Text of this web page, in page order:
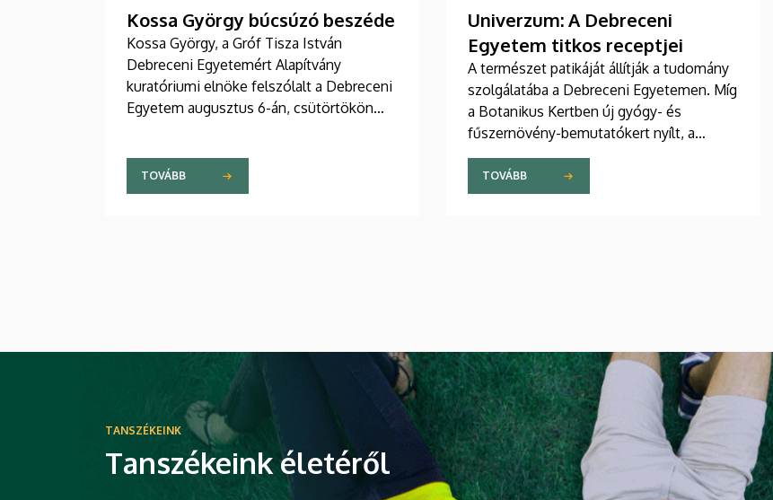
Kossa György búcsúzó beszéde
Kossa György, a Gróf Tisza István
Debreceni Egyetemért Alapítvány
kuratóriumi elnöke felszólalt a Debreceni
Egyetem augusztus 6-án, csütörtökön
TOVÁBB
Univerzum: A Debreceni
Egyetem titkos receptjei
A természet patikáját állítják a tudomány
szolgálatába a Debreceni Egyetemen. Míg
a Botanikus Kertben új gyógy- és
fűszernövény-bemutatókert nyílt, a
laboratóriumokban már a jövő
természetes gyógyszereit tökéletesítik a
kutatók. A nemzetközileg is elismert
tudományos sorozatának legújabb
riportjában.
TOVÁBB
TANSZÉKEINK
Tanszékeink életéről